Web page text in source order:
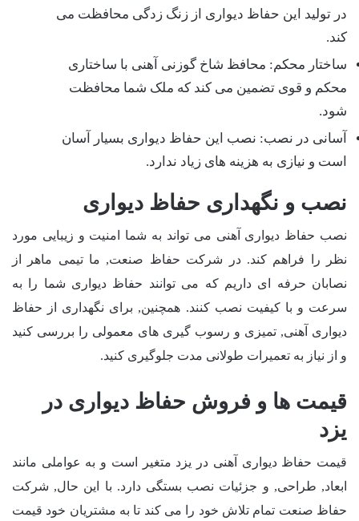
در تولید این حفاظ دیواری از زنگ زدگی محافظت می
کند.
ساختار محکم: محافظ شاخ گوزنی آهنی با ساختاری
محکم و قوی تضمین می کند که ملک شما محافظت
شود.
آسانی در نصب: نصب این حفاظ دیواری بسیار آسان
است و نیازی به هزینه های زیاد ندارد.
نصب و نگهداری حفاظ دیواری
نصب حفاظ دیواری آهنی می تواند به شما امنیت و زیبایی مورد
نظر را فراهم کند. در شرکت حفاظ صنعت, ما تیمی ماهر از
نصابان حرفه ای داریم که می توانند حفاظ دیواری شما را به
سرعت و با کیفیت نصب کنند. همچنین, برای نگهداری از حفاظ
دیواری آهنی, تمیزی و رسوب گیری های معمولی را بررسی کنید
و از نیاز به تعمیرات طولانی مدت جلوگیری کنید.
قیمت ها و فروش حفاظ دیواری در
یزد
قیمت حفاظ دیواری آهنی در یزد متغیر است و به عواملی مانند
ابعاد, طراحی, و جزئیات نصب بستگی دارد. با این حال, شرکت
حفاظ صنعت تمام تلاش خود را می کند تا به مشتریان خود قیمت